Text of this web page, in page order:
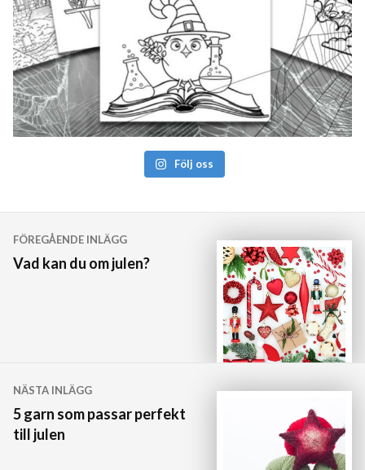
Följ oss
Inläggsnavigering
FÖREGÅENDE INLÄGG
Vad kan du om julen?
NÄSTA INLÄGG
5 garn som passar perfekt
till julen